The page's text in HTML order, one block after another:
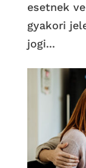
esetnek
gyakori
jogi...